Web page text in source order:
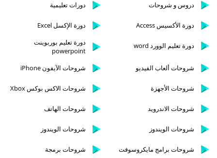
دروس و شروحات دورات تعليمية
دورة الأكسيس Access دورة الإكسل Excel
دورة تعليم الوورد word
دورة تعليم بوربوينت
powerpoint
شروحات ألعاب الفيديو
شروحات الآيفون iPhone
شروحات الأجهزة شروحات الاكس بوكس Xbox
شروحات الاندرويد شروحات الهاتف
شروحات الويندوز شروحات الويندوز
شروحات برامج مايكروسوفت
شروحات برمجة